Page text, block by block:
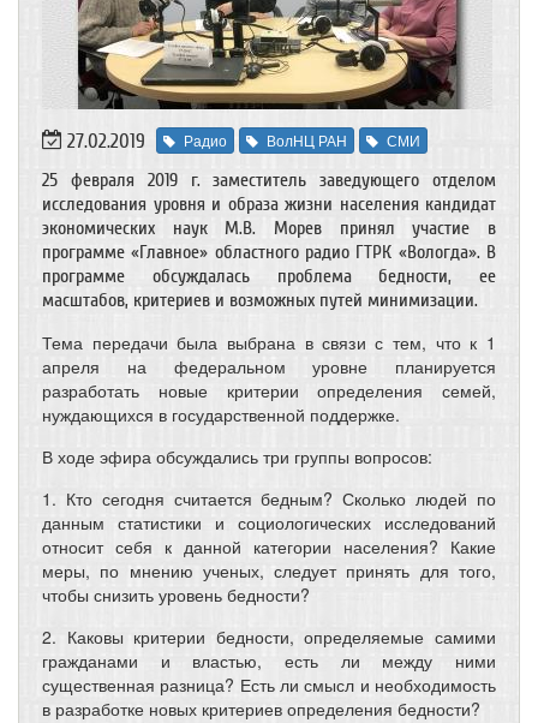
27.02.2019 Радио ВолНЦ РАН СМИ
25 февраля 2019 г. заместитель заведующего отделом
исследования уровня и образа жизни населения кандидат
экономических наук М.В. Морев принял участие в
программе «Главное» областного радио ГТРК «Вологда». В
программе обсуждалась проблема бедности, ее
масштабов, критериев и возможных путей минимизации.
Тема передачи была выбрана в связи с тем, что к 1
апреля на федеральном уровне планируется
разработать новые критерии определения семей,
нуждающихся в государственной поддержке.
В ходе эфира обсуждались три группы вопросов:
1. Кто сегодня считается бедным? Сколько людей по
данным статистики и социологических исследований
относит себя к данной категории населения? Какие
меры, по мнению ученых, следует принять для того,
чтобы снизить уровень бедности?
2. Каковы критерии бедности, определяемые самими
гражданами и властью, есть ли между ними
существенная разница? Есть ли смысл и необходимость
в разработке новых критериев определения бедности?